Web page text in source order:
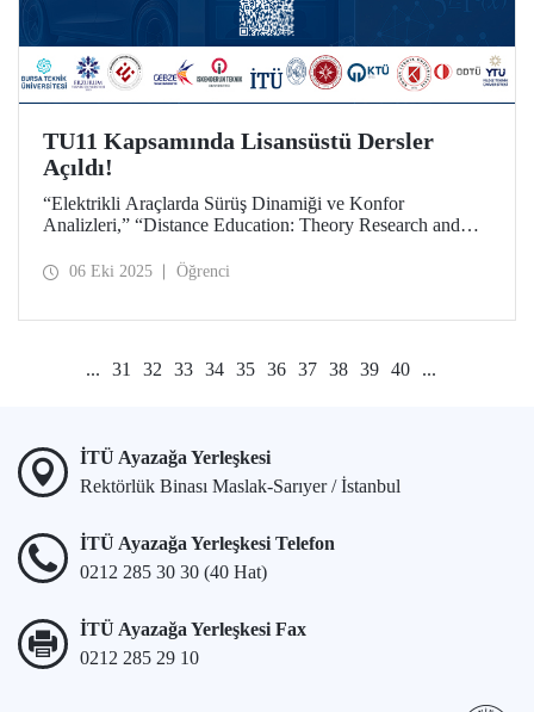
TU11 Kapsamında Lisansüstü Dersler
Açıldı!
“Elektrikli Araçlarda Sürüş Dinamiği ve Konfor
Analizleri,” “Distance Education: Theory Research and
seçmeli dersleri, tüm teknik üniversite lisansüstü öğrencileri
06 Eki 2025 Öğrenci
... 31 32 33 34 35 36 37 38 39 40 ...
İTÜ Ayazağa Yerleşkesi
Rektörlük Binası Maslak-Sarıyer / İstanbul
İTÜ Ayazağa Yerleşkesi Telefon
0212 285 30 30 (40 Hat)
İTÜ Ayazağa Yerleşkesi Fax
0212 285 29 10